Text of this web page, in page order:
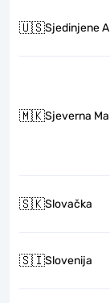
🇺🇸Sjedinjene
🇲🇰Sjeverna
🇸🇰Slovačka
🇸🇮Slovenija